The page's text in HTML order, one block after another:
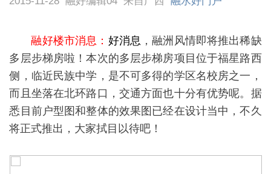
融好楼市消息： 好消息 ，融洲风情即将推出稀缺
多层步梯房啦！本次的多层步梯房项目位于福星路西
侧，临近民族中学，是不可多得的学区名校房之一，
而且坐落在北环路口，交通方面也十分有优势呢。据
悉目前户型图和整体的效果图已经在设计当中，不久
将正式推出，大家拭目以待吧！